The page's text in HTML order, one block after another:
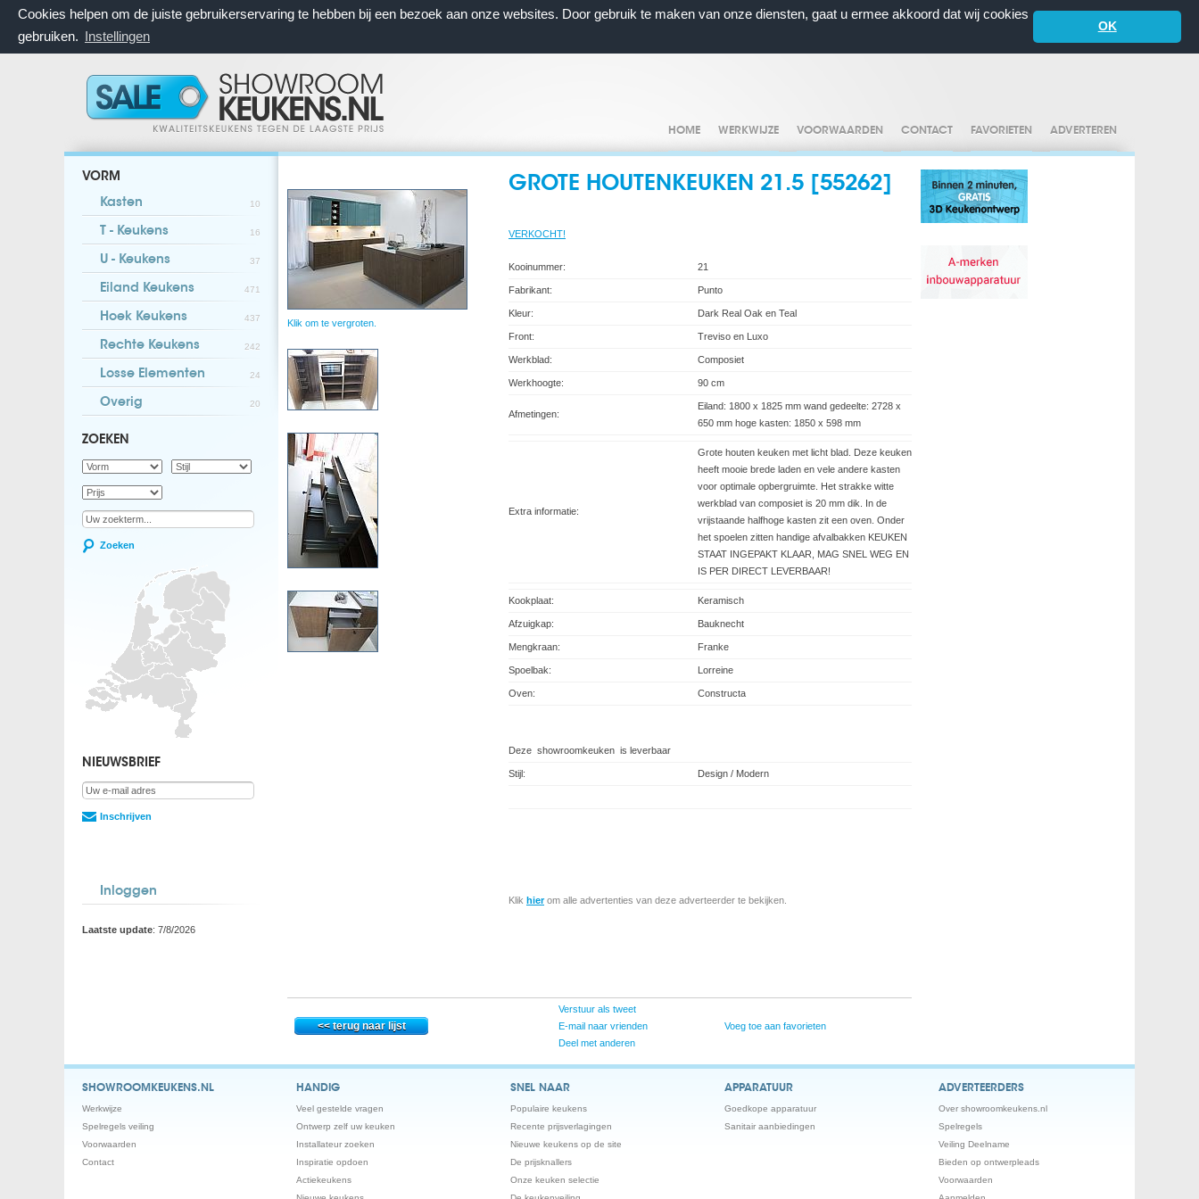
Cookies helpen om de juiste gebruikerservaring te hebben bij een bezoek aan onze websites. Door gebruik te maken van onze diensten, gaat u ermee akkoord dat wij cookies
gebruiken. Instellingen
OK
HOME WERKWIJZE VOORWAARDEN CONTACT FAVORIETEN ADVERTEREN
VORM
Kasten 10
T - Keukens 16
U - Keukens 37
Eiland Keukens 471
Hoek Keukens 437
Rechte Keukens 242
Losse Elementen 24
Overig 20
ZOEKEN
Zoeken
NIEUWSBRIEF
Inschrijven
Inloggen
Laatste update: 7/8/2026
Klik om te vergroten.
GROTE HOUTENKEUKEN 21.5 [55262]
VERKOCHT!
Kooinummer: 21
Fabrikant: Punto
Kleur: Dark Real Oak en Teal
Front: Treviso en Luxo
Werkblad: Composiet
Werkhoogte: 90 cm
Afmetingen:
Eiland: 1800 x 1825 mm wand gedeelte: 2728 x
650 mm hoge kasten: 1850 x 598 mm
Extra informatie:
Grote houten keuken met licht blad. Deze keuken
heeft mooie brede laden en vele andere kasten
voor optimale opbergruimte. Het strakke witte
werkblad van composiet is 20 mm dik. In de
vrijstaande halfhoge kasten zit een oven. Onder
het spoelen zitten handige afvalbakken KEUKEN
STAAT INGEPAKT KLAAR, MAG SNEL WEG EN
IS PER DIRECT LEVERBAAR!
Kookplaat: Keramisch
Afzuigkap: Bauknecht
Mengkraan: Franke
Spoelbak: Lorreine
Oven: Constructa
Deze showroomkeuken is leverbaar
Stijl: Design / Modern
Klik hierom alle advertenties van deze adverteerder te bekijken.
Verstuur als tweet
E-mail naar vrienden
Deel met anderen
Voeg toe aan favorieten
SHOWROOMKEUKENS.NL
Werkwijze
Spelregels veiling
Voorwaarden
Contact
HANDIG
Veel gestelde vragen
Ontwerp zelf uw keuken
Installateur zoeken
Inspiratie opdoen
Actiekeukens
SNEL NAAR
Populaire keukens
Recente prijsverlagingen
Nieuwe keukens op de site
De prijsknallers
Onze keuken selectie
APPARATUUR
Goedkope apparatuur
Sanitair aanbiedingen
ADVERTEERDERS
Over showroomkeukens.nl
Spelregels
Veiling Deelname
Bieden op ontwerpleads
Voorwaarden